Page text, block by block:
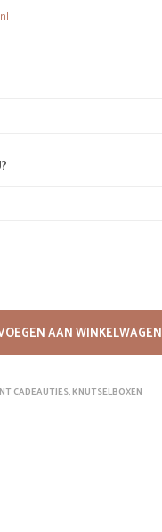
AAN WINKELWAGEN
CADEAUTJES,KNUTSELBOXEN